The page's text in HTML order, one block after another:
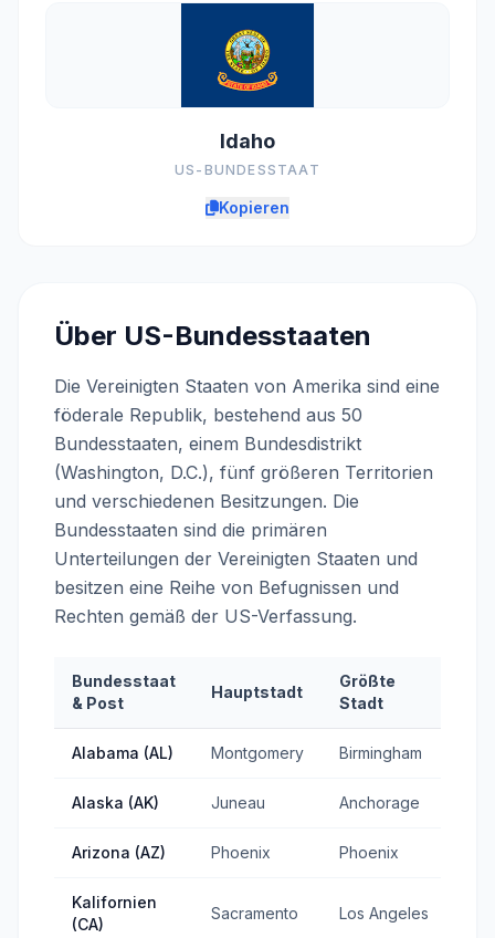
Idaho
US-BUNDESSTAAT
Kopieren
Über US-Bundesstaaten
Die Vereinigten Staaten von Amerika sind eine
föderale Republik, bestehend aus 50
Bundesstaaten, einem Bundesdistrikt
(Washington, D.C.), fünf größeren Territorien
und verschiedenen Besitzungen. Die
Bundesstaaten sind die primären
Unterteilungen der Vereinigten Staaten und
besitzen eine Reihe von Befugnissen und
Rechten gemäß der US-Verfassung.
Bundesstaat
& Post
Hauptstadt
Größte
Stadt
Alabama (AL) Montgomery Birmingham
Alaska (AK) Juneau Anchorage
Arizona (AZ) Phoenix Phoenix
Kalifornien
(CA)
Sacramento Los Angeles